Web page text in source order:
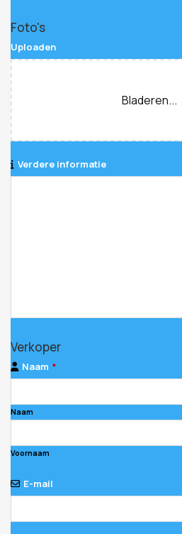
Foto's
Uploaden
Bladeren...
Verdere informatie
Your
Website *
Verkoper
Naam *
Naam
Voornaam
E-mail